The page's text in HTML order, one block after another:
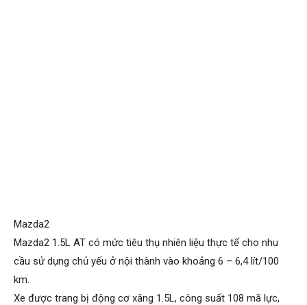
Mazda2
Mazda2 1.5L AT có mức tiêu thụ nhiên liệu thực tế cho nhu
cầu sử dụng chủ yếu ở nội thành vào khoảng 6 – 6,4 lít/100
km.
Xe được trang bị động cơ xăng 1.5L, công suất 108 mã lực,